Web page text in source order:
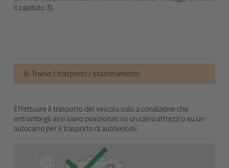
il capitolo 3).
8. Traino / trasporto / stazionamento
Effettuare il trasporto del veicolo solo a condizione che
entrambi gli assi siano posizionati su un carro attrezzi o su un
autocarro per il trasporto di autoveicoli.